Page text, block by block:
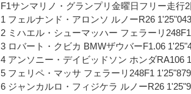
F1サンマリノ・グランプリ金曜日フリー走行
1 フェルナンド・アロンソ ルノーR26
2 ミハエル・シューマッハー フェラーリ
3 ロバート・クビカ BMWザウバーF1.06
4 アンソニー・デイビッドソン ホンダRA106
5 フェリペ・マッサ フェラーリ248F1
6 ジャンカルロ・フィジケラ ルノーR26